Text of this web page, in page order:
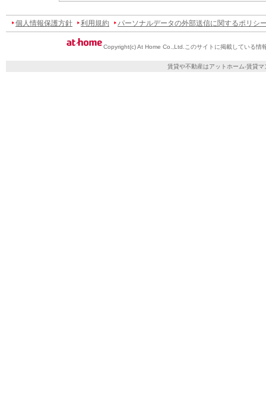
個人情報保護方針 利用規約 パーソナルデータの外部送信に関するポリシ
Copyright(c) At Home Co.,Ltd. このサイトに掲載している情
賃貸や不動産はアットホーム-賃貸